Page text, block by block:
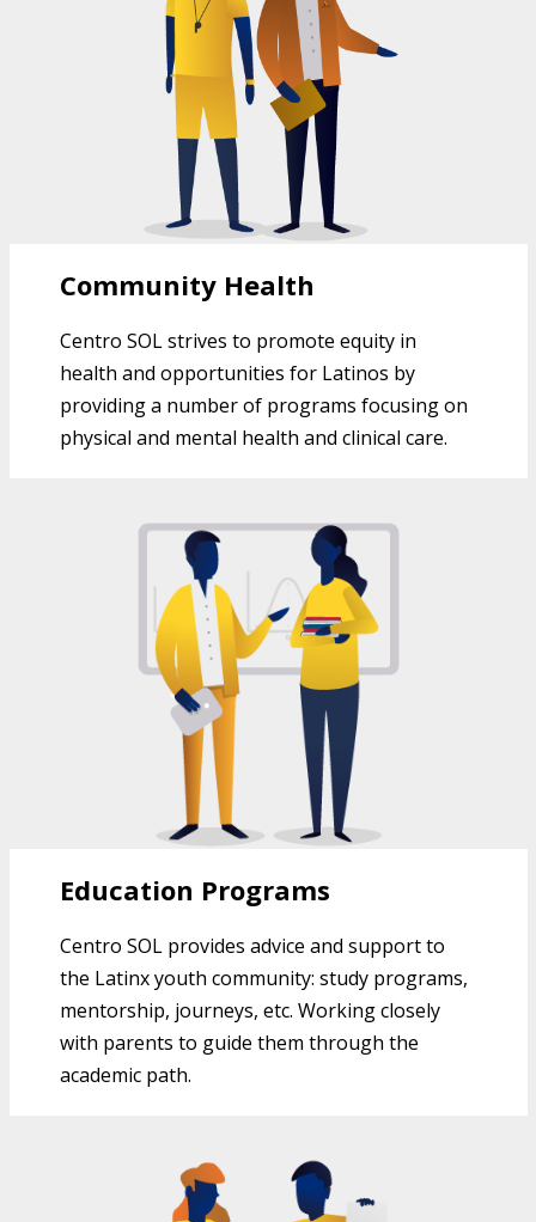
Community Health
Centro SOL strives to promote equity in
health and opportunities for Latinos by
providing a number of programs focusing on
physical and mental health and clinical care.
EDUCATION PROGRAMS AT CENTRO
SOL
Education Programs
Centro SOL provides advice and support to
the Latinx youth community: study programs,
mentorship, journeys, etc. Working closely
with parents to guide them through the
academic path.
RECURSOS COMUNITARIOS DEL
CENTRO SOL